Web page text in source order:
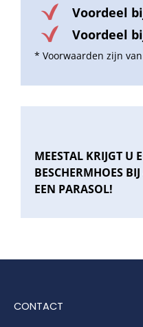
Voordeel
Voordeel
* Voorwaarden zijn
MEESTAL KRIJGT U
BESCHERMHOES
EEN PARASOL!
CONTACT